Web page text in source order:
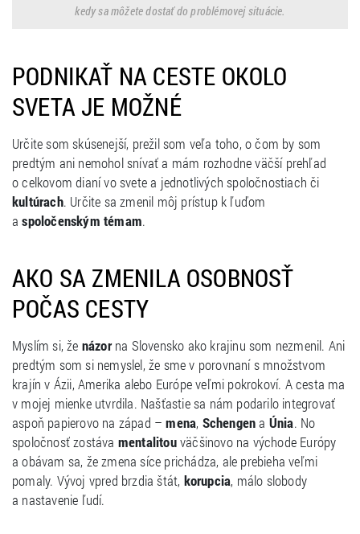
kedy sa môžete dostať do problémovej situácie.
PODNIKAŤ NA CESTE OKOLO
SVETA JE MOŽNÉ
Určite som skúsenejší, prežil som veľa toho, o čom by som
predtým ani nemohol snívať a mám rozhodne väčší prehľad
o celkovom dianí vo svete a jednotlivých spoločnostiach či
kultúrach. Určite sa zmenil môj prístup k ľuďom
aspoločenským témam.
AKO SA ZMENILA OSOBNOSŤ
POČAS CESTY
Myslím si, že názorna Slovensko ako krajinu som nezmenil. Ani
predtým som si nemyslel, že sme v porovnaní s množstvom
krajín v Ázii, Amerika alebo Európe veľmi pokrokoví. A cesta ma
v mojej mienke utvrdila. Našťastie sa nám podarilo integrovať
aspoň papierovo na západ –mena, Schengena Únia. No
spoločnosť zostáva mentalitouväčšinovo na východe Európy
a obávam sa, že zmena síce prichádza, ale prebieha veľmi
pomaly. Vývoj vpred brzdia štát, korupcia, málo slobody
a nastavenie ľudí.